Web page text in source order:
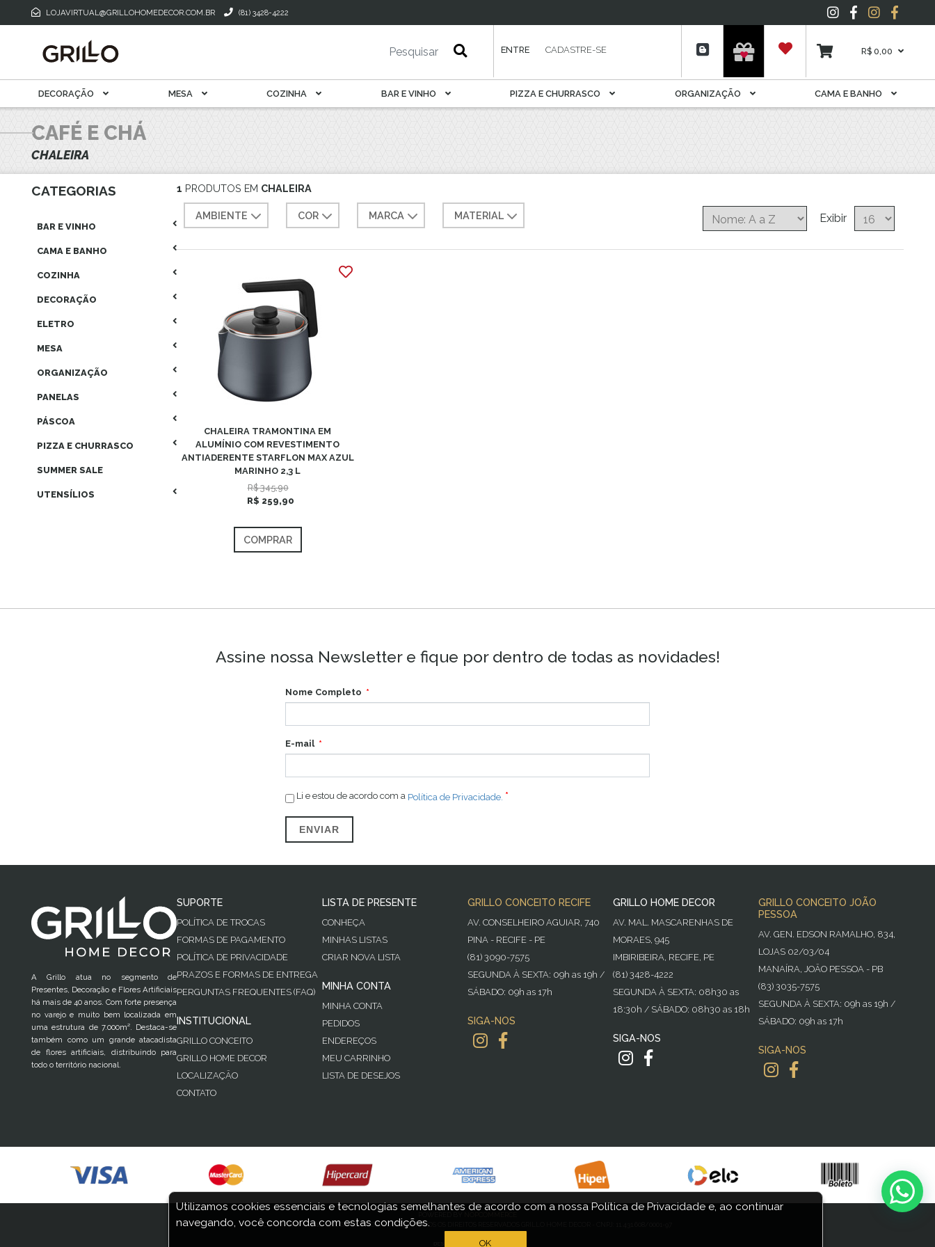
LOJAVIRTUAL@GRILLOHOMEDECOR.COM.BR (81) 3428-4222
R$ 0,00
ENTRE CADASTRE-SE
DECORAÇÃO MESA COZINHA BAR E VINHO PIZZA E CHURRASCO ORGANIZAÇÃO CAMA E BANHO
Garrafas E Licoreiras
Móveis Decorativos
Pelúcia
Suporte Para Rolhas E
Cápsulas
Tapete
Mantegueira E Meleira
Xícara Para Chá
Porta Pão E Torrada
Rechaud
Sopeira
CAFÉ E CHÁ
CHALEIRA
CATEGORIAS
BAR E VINHO
CAMA E BANHO
COZINHA
DECORAÇÃO
ELETRO
MESA
ORGANIZAÇÃO
PANELAS
PÁSCOA
PIZZA E CHURRASCO
SUMMER SALE
UTENSÍLIOS
1 PRODUTOS EM CHALEIRA
AMBIENTE COR MARCA MATERIAL Exibir
CHALEIRA TRAMONTINA EM
ALUMÍNIO COM REVESTIMENTO
ANTIADERENTE STARFLON MAX AZUL
MARINHO 2,3 L
R$ 345,90
R$ 259,90
COMPRAR
Assine nossa Newsletter e fique por dentro de todas as novidades!
Nome Completo
E-mail
Li e estou de acordo com a Política de Privacidade.
ENVIAR
A Grillo atua no segmento de
Presentes, Decoração e Flores Artificiais
há mais de 40 anos. Com forte presença
no varejo e muito bem localizada em
uma estrutura de 7.000m². Destaca-se
também como um grande atacadista
de flores artificiais, distribuindo para
todo o território nacional.
SUPORTE
POLÍTICA DE TROCAS
FORMAS DE PAGAMENTO
POLÍTICA DE PRIVACIDADE
PRAZOS E FORMAS DE ENTREGA
PERGUNTAS FREQUENTES (FAQ)
INSTITUCIONAL
GRILLO CONCEITO
GRILLO HOME DECOR
LOCALIZAÇÃO
CONTATO
LISTA DE PRESENTE
CONHEÇA
MINHAS LISTAS
CRIAR NOVA LISTA
MINHA CONTA
MINHA CONTA
PEDIDOS
ENDEREÇOS
MEU CARRINHO
LISTA DE DESEJOS
GRILLO CONCEITO RECIFE
AV. CONSELHEIRO AGUIAR, 740
PINA - RECIFE - PE
(81) 3090-7575
SEGUNDA À SEXTA: 09h as 19h /
SÁBADO: 09h as 17h
SIGA-NOS
GRILLO HOME DECOR
AV. MAL. MASCARENHAS DE
MORAES, 945
IMBIRIBEIRA, RECIFE, PE
(81) 3428-4222
SEGUNDA À SEXTA: 08h30 as
18:30h / SÁBADO: 08h30 as 18h
SIGA-NOS
GRILLO CONCEITO JOÃO
PESSOA
AV. GEN. EDSON RAMALHO, 834,
LOJAS 02/03/04
MANAÍRA, JOÃO PESSOA - PB
(83) 3035-7575
SEGUNDA À SEXTA: 09h as 19h /
SÁBADO: 09h as 17h
SIGA-NOS
COPYRIGHT © 2016-2021 GRILLO HOME DECOR - TODOS OS DIREITOS RESERVADOS GRILLO HOME DECOR - CNPJ: 11.431.608/0001-97
Utilizamos cookies essenciais e tecnologias semelhantes de acordo com a nossa Política de Privacidade e, ao continuar
navegando, você concorda com estas condições.
OK